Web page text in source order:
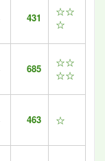
431
☆☆
☆
685
☆☆
☆☆
463 ☆